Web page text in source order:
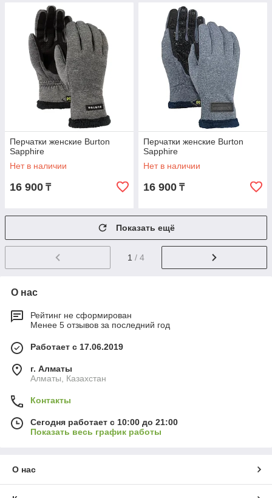
Перчатки женские Burton
Sapphire
Нет в наличии
16 900 ₸
Перчатки женские Burton
Sapphire
Нет в наличии
16 900 ₸
Показать ещё
1 / 4
О нас
Рейтинг не сформирован
Менее 5 отзывов за последний год
Работает с 17.06.2019
г. Алматы
Алматы, Казахстан
Контакты
Сегодня работает с 10:00 до 21:00
Показать весь график работы
О нас